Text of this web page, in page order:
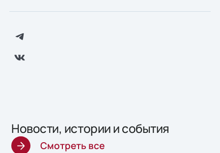
Новости, истории и события
Смотреть все